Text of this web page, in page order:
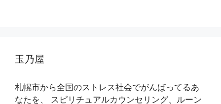
玉乃屋
札幌市から全国のストレス社会でがんばってるあ
なたを、 スピリチュアルカウンセリング、ルーン